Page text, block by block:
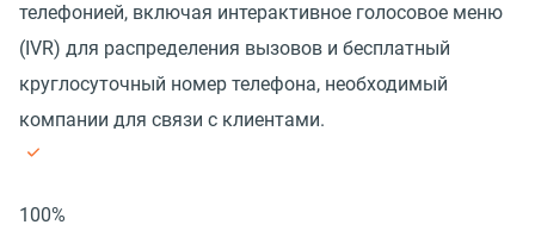
телефонией, включая интерактивное голосовое меню
(IVR) для распределения вызовов и бесплатный
круглосуточный номер телефона, необходимый
компании для связи с клиентами.
100%